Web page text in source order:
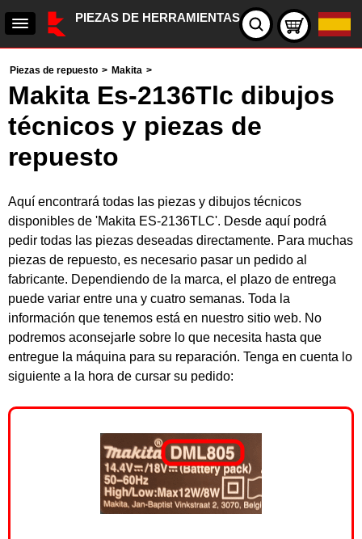
PIEZAS DE HERRAMIENTAS
Piezas de repuesto > Makita >
Makita Es-2136Tlc dibujos
técnicos y piezas de
repuesto
Aquí encontrará todas las piezas y dibujos técnicos
disponibles de 'Makita ES-2136TLC'. Desde aquí podrá
pedir todas las piezas deseadas directamente. Para muchas
piezas de repuesto, es necesario pasar un pedido al
fabricante. Dependiendo de la marca, el plazo de entrega
puede variar entre una y cuatro semanas. Toda la
información que tenemos está en nuestro sitio web. No
podremos aconsejarle sobre lo que necesita hasta que
entregue la máquina para su reparación. Tenga en cuenta lo
siguiente a la hora de cursar su pedido: